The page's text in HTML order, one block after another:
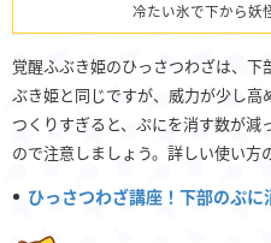
冷たい氷で下から妖
覚醒ふぶき姫のひっさつわざは、下
ぶき姫と同じですが、威力が少し高
つくりすぎると、ぷにを消す数が減
ので注意しましょう。詳しい使い方
ひっさつわざ講座！下部のぷ